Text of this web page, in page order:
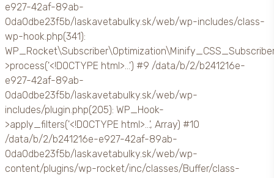
e927-42af-89ab-
0da0dbe23f5b/laskavetabulky.sk/web/wp-includes/class-
wp-hook.php(341):
>process('<!DOCTYPE html>...') #9 /data/b/2/b241216e-
e927-42af-89ab-
0da0dbe23f5b/laskavetabulky.sk/web/wp-
includes/plugin.php(205): WP_Hook-
>apply_filters('<!DOCTYPE html>...', Array) #10
/data/b/2/b241216e-e927-42af-89ab-
0da0dbe23f5b/laskavetabulky.sk/web/wp-
content/plugins/wp-rocket/inc/classes/Buffer/class-